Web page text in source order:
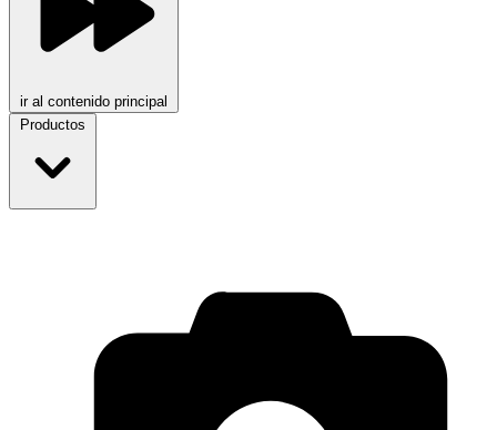
ir al contenido principal
Productos